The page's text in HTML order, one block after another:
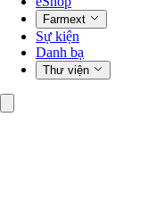
Farmext
Sự kiện
Danh bạ
Thư viện